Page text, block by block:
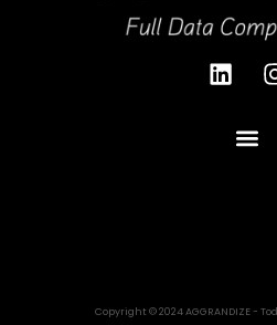
Copyright © 2024 AGGRANDIZE -